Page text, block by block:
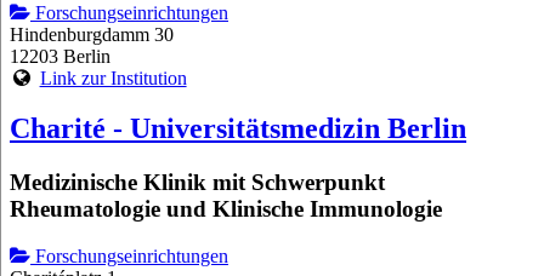
Forschungseinrichtungen
Hindenburgdamm 30
12203 Berlin
Link zur Institution
Charité - Universitätsmedizin Berlin
Medizinische Klinik mit Schwerpunkt
Rheumatologie und Klinische Immunologie
Forschungseinrichtungen